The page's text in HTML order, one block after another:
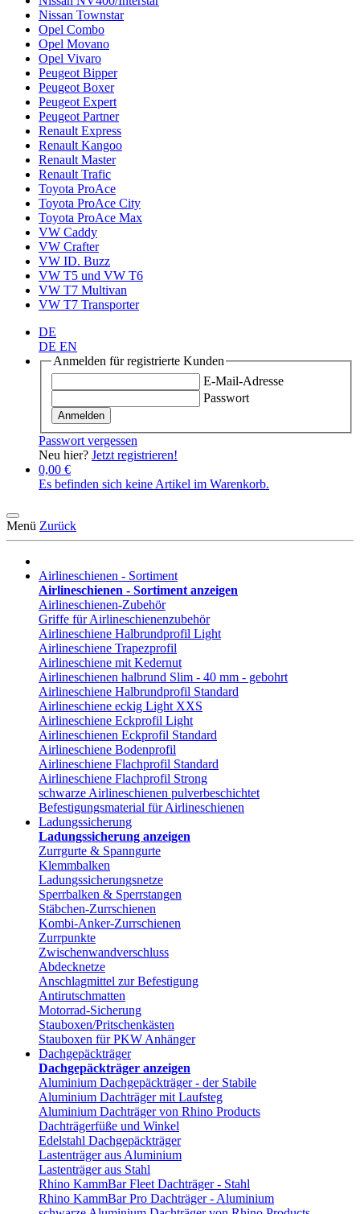
Nissan Townstar
Opel Combo
Opel Movano
Opel Vivaro
Peugeot Bipper
Peugeot Boxer
Peugeot Expert
Peugeot Partner
Renault Express
Renault Kangoo
Renault Master
Renault Trafic
Toyota ProAce
Toyota ProAce City
Toyota ProAce Max
VW Caddy
VW Crafter
VW ID. Buzz
VW T5 und VW T6
VW T7 Multivan
VW T7 Transporter
DE
DE EN
Anmelden für registrierte Kunden
E-Mail-Adresse
Passwort
Anmelden
Passwort vergessen
Neu hier? Jetzt registrieren!
0,00 €
Es befinden sich keine Artikel im Warenkorb.
Menü Zurück
Airlineschienen - Sortiment
Airlineschienen - Sortiment anzeigen
Airlineschienen-Zubehör
Griffe für Airlineschienenzubehör
Airlineschiene Halbrundprofil Light
Airlineschiene Trapezprofil
Airlineschiene mit Kedernut
Airlineschienen halbrund Slim - 40 mm - gebohrt
Airlineschiene Halbrundprofil Standard
Airlineschiene eckig Light XXS
Airlineschiene Eckprofil Light
Airlineschienen Eckprofil Standard
Airlineschiene Bodenprofil
Airlineschiene Flachprofil Standard
Airlineschiene Flachprofil Strong
schwarze Airlineschienen pulverbeschichtet
Befestigungsmaterial für Airlineschienen
Ladungssicherung
Ladungssicherung anzeigen
Zurrgurte & Spanngurte
Klemmbalken
Ladungssicherungsnetze
Sperrbalken & Sperrstangen
Stäbchen-Zurrschienen
Kombi-Anker-Zurrschienen
Zurrpunkte
Zwischenwandverschluss
Abdecknetze
Anschlagmittel zur Befestigung
Antirutschmatten
Motorrad-Sicherung
Stauboxen/Pritschenkästen
Stauboxen für PKW Anhänger
Dachgepäckträger
Dachgepäckträger anzeigen
Aluminium Dachgepäckträger - der Stabile
Aluminium Dachträger mit Laufsteg
Aluminium Dachträger von Rhino Products
Dachträgerfüße und Winkel
Edelstahl Dachgepäckträger
Lastenträger aus Aluminium
Lastenträger aus Stahl
Rhino KammBar Fleet Dachträger - Stahl
Rhino KammBar Pro Dachträger - Aluminium